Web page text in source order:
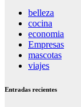
belleza
cocina
economia
Empresas
mascotas
viajes
Entradas recientes